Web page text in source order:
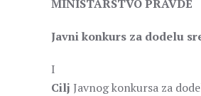
MINISTARSTVO PRAVDE
Javni konkurs za dodelu
I
Cilj Javnog konkursa za